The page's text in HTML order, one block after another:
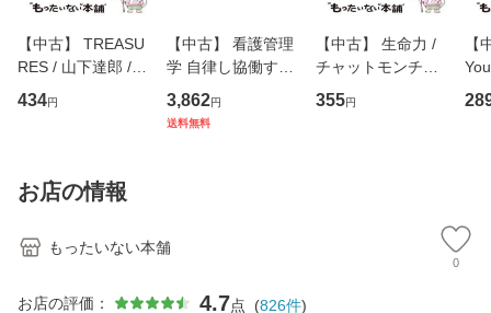
【中古】 TREASU
RES / 山下達郎 /
イーストウエス
ト・ジャパン [CD]
434円
【中古】 看護管理
学 自律し協働する
専門職の看護マネ
ジメントスキル 改
3,862円
送料無料
【中古】 生命力 /
チャットモンチー /
キューンレコード
[CD]【メール便送
355円
【
のが
お店の情報
もったいない本舗
0
お店の評価： 4.7点 (826件)